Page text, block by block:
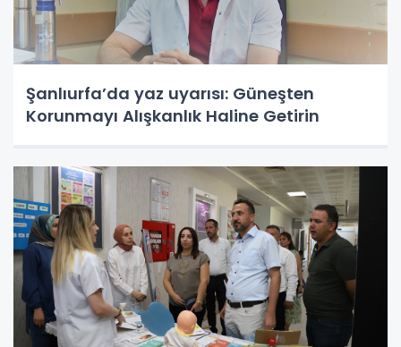
Şanlıurfa’da yaz uyarısı: Güneşten
Korunmayı Alışkanlık Haline Getirin